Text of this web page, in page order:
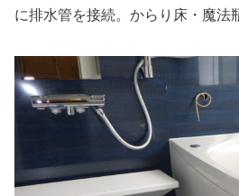
に排水管を接続。からり床・魔法